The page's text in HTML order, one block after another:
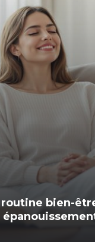
routine bien-